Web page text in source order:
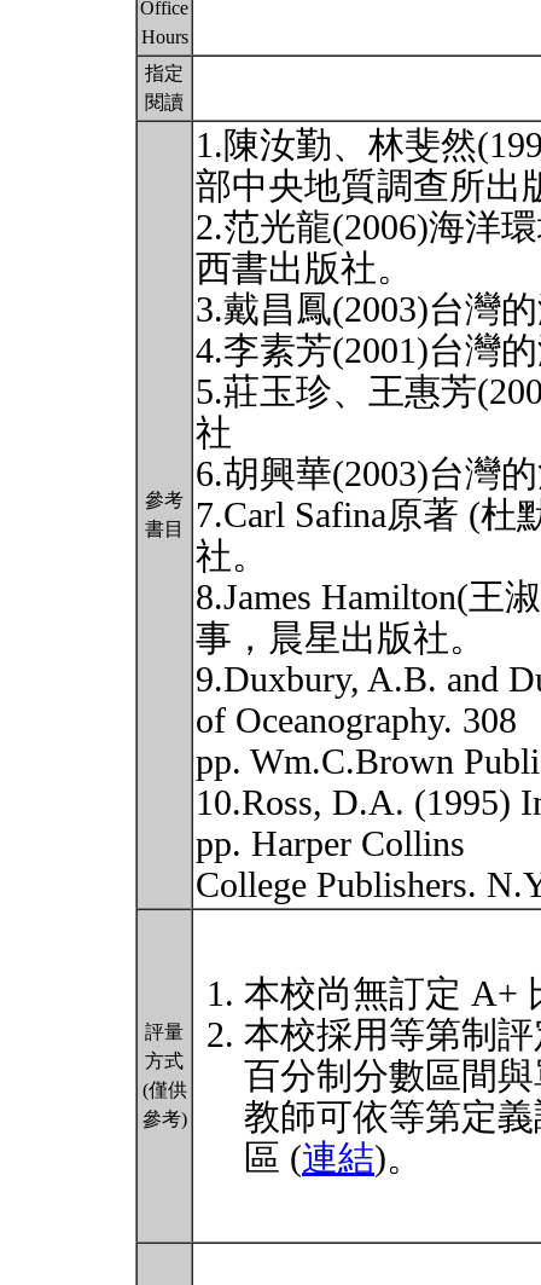
Office
Hours
指定
閱讀
參考
書目
1.陳汝勤、林斐然
部中央地質調查所出
2.范光龍(2006)海洋
西書出版社。
3.戴昌鳳(2003)台灣
4.李素芳(2001)台灣
5.莊玉珍、王惠芳
社
6.胡興華(2003)台灣
7.Carl Safina原著 (
社。
8.James Hamilton(王
事，晨星出版社。
9.Duxbury, A.B. and
of Oceanography. 308
pp. Wm.C.Brown
10.Ross, D.A. (1995)
pp. Harper Collins
College Publishers.
評量
方式
(僅供
參考)
本校尚無訂定 A+
本校採用等第制
百分制分數區間
教師可依等第定
區 (連結)。